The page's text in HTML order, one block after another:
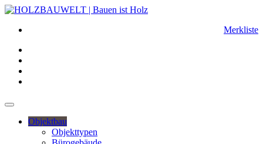
Merkliste
Objektbau
Objekttypen